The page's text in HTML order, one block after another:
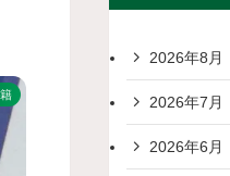
2026年8月
2026年7月
2026年6月